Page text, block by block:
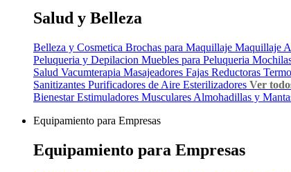
Salud y Belleza
Belleza y Cosmetica Brochas para Maquillaje Maquillaje
Peluqueria y Depilacion Muebles para Peluqueria
Salud Vacumterapia Masajeadores Fajas Reductoras
Sanitizantes Purificadores de Aire Esterilizadores Ver
BienestarEstimuladores Musculares Almohadillas y
Equipamiento para Empresas
Equipamiento para Empresas